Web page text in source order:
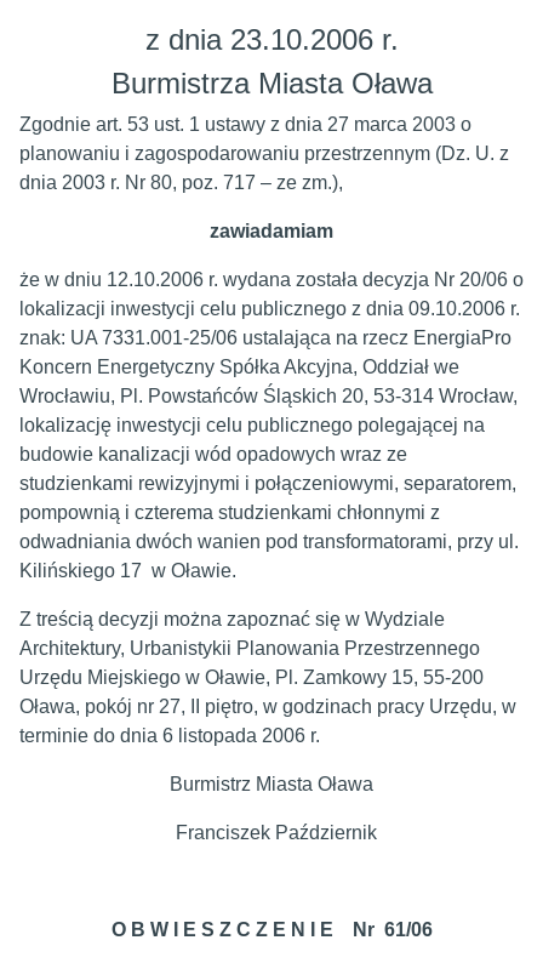
z dnia 23.10.2006 r.
Burmistrza Miasta Oława
Zgodnie art. 53 ust. 1 ustawy z dnia 27 marca 2003 o
planowaniu i zagospodarowaniu przestrzennym (Dz. U. z
dnia 2003 r. Nr 80, poz. 717 – ze zm.),
zawiadamiam
że w dniu 12.10.2006 r. wydana została decyzja Nr 20/06 o
lokalizacji inwestycji celu publicznego z dnia 09.10.2006 r.
znak: UA 7331.001-25/06 ustalająca na rzecz EnergiaPro
Koncern Energetyczny Spółka Akcyjna, Oddział we
Wrocławiu, Pl. Powstańców Śląskich 20, 53-314 Wrocław,
lokalizację inwestycji celu publicznego polegającej na
budowie kanalizacji wód opadowych wraz ze
studzienkami rewizyjnymi i połączeniowymi, separatorem,
pompownią i czterema studzienkami chłonnymi z
odwadniania dwóch wanien pod transformatorami, przy ul.
Kilińskiego 17 w Oławie.
Z treścią decyzji można zapoznać się w Wydziale
Architektury, Urbanistykii Planowania Przestrzennego
Urzędu Miejskiego w Oławie, Pl. Zamkowy 15, 55-200
Oława, pokój nr 27, II piętro, w godzinach pracy Urzędu, w
terminie do dnia 6 listopada 2006 r.
Burmistrz Miasta Oława
Franciszek Październik
O B W I E S Z C Z E N I E Nr 61/06